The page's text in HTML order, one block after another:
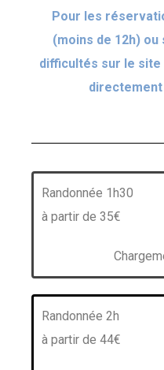
Pour les
(moins de 12h)
difficultés sur le
directement
Randonnée 1h30
à partir de 35€
Randonnée 2h
à partir de 44€